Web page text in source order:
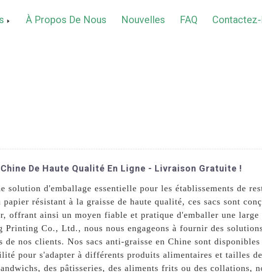
À Propos De Nous Nouvelles FAQ
De Haute Qualité En Ligne - Livraison Gratuite !
solution d'emballage essentielle pour les établissements de
résistant à la graisse de haute qualité, ces sacs sont
offrant ainsi un moyen fiable et pratique d'emballer une large
Printing Co., Ltd., nous nous engageons à fournir des
de nos clients. Nos sacs anti-graisse en Chine sont
pour s'adapter à différents produits alimentaires et tailles
des pâtisseries, des aliments frits ou des collations,